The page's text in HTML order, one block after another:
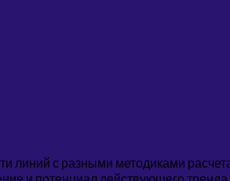
линий с разными методиками